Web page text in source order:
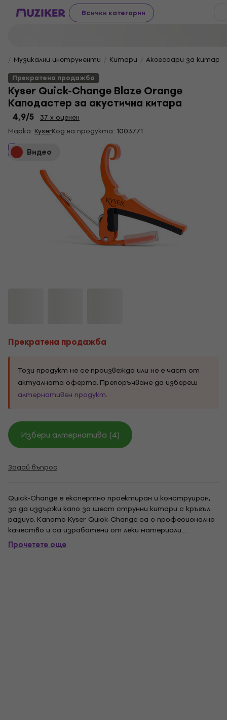
Всички категории
Музикални инструменти Китари
Аксесоари за китара
Прекратена продажба
Kyser Quick-Change Blaze Orange
Каподастер за акустична китара
4,9/5
37 x оценен
Марка: KyserКод на продукта: 1003771
Видео
Прекратена продажба
Прекратена продажба
Този продукт не се произвежда или не е част от
актуалната оферта. Препоръчваме да избереш
алтернативен продукт.
Избери алтернатива (4)
Задай въпрос
Quick-Change е експертно проектиран и конструиран,
за да издържи капо за шест струнни китари с кръгъл
радиус. Капото Kyser Quick-Change са с професионално
качество и са изработени от леки материали.
Монтажът с една ръка позволява прецизно и лесно
регулиране и не е повреден и не реагира на китарните
Прочетете още